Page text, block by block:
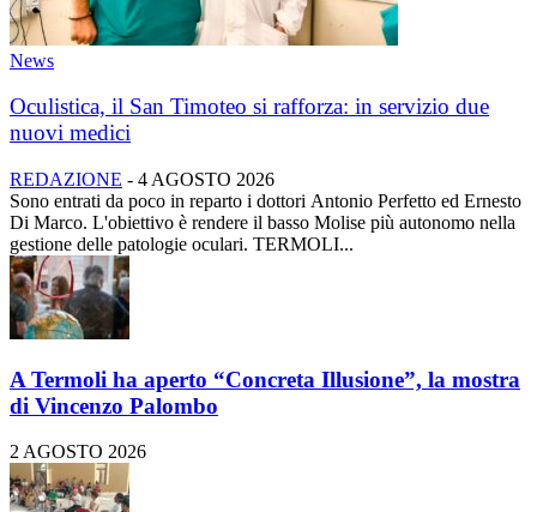
News
Oculistica, il San Timoteo si rafforza: in servizio due
nuovi medici
REDAZIONE - 4 AGOSTO 2026
Sono entrati da poco in reparto i dottori Antonio Perfetto ed Ernesto
Di Marco. L'obiettivo è rendere il basso Molise più autonomo nella
gestione delle patologie oculari. TERMOLI...
A Termoli ha aperto “Concreta Illusione”, la mostra
di Vincenzo Palombo
2 AGOSTO 2026